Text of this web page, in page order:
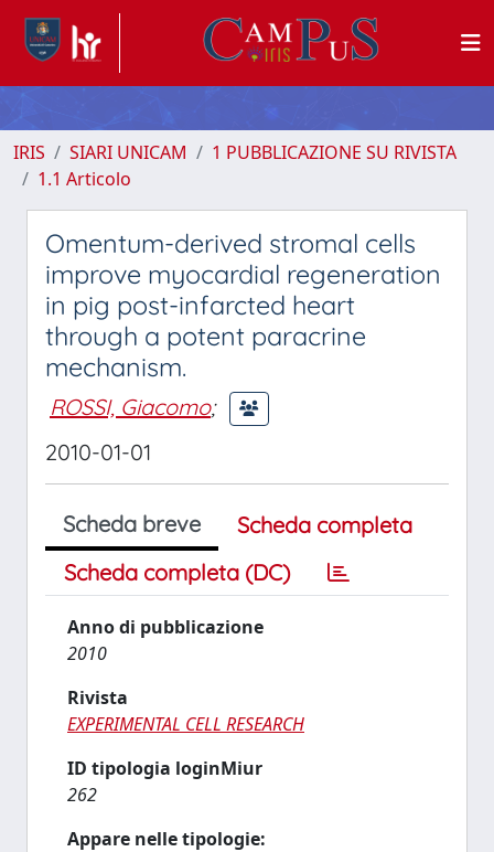
IRIS SIARI UNICAM
1 PUBBLICAZIONE SU RIVISTA
1.1 Articolo
Omentum-derived stromal cells
improve myocardial regeneration
in pig post-infarcted heart
through a potent paracrine
mechanism.
ROSSI, Giacomo;
2010-01-01
Scheda breve
Scheda completa
Scheda completa (DC)
Anno di pubblicazione
2010
Rivista
EXPERIMENTAL CELL RESEARCH
ID tipologia loginMiur
262
Appare nelle tipologie: